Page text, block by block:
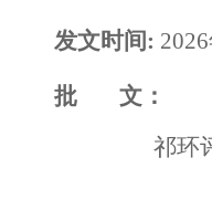
发文时间: 2026
批
文：
祁环